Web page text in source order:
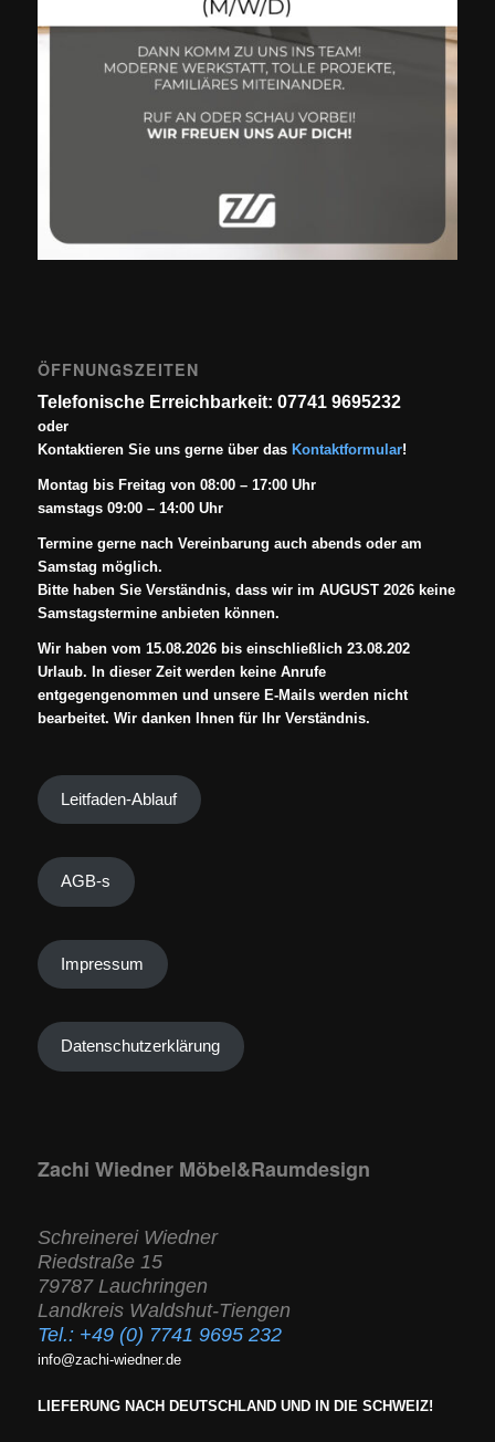
ÖFFNUNGSZEITEN
Telefonische Erreichbarkeit: 07741 9695232
oder
Kontaktieren Sie uns gerne über das Kontaktformular!
Montag bis Freitag von 08:00 – 17:00 Uhr
samstags 09:00 – 14:00 Uhr
Termine gerne nach Vereinbarung auch abends oder am
Samstag möglich.
Bitte haben Sie Verständnis, dass wir im AUGUST 2026 keine
Samstagstermine anbieten können.
Wir haben vom 15.08.2026 bis einschließlich 23.08.202
Urlaub. In dieser Zeit werden keine Anrufe
entgegengenommen und unsere E-Mails werden nicht
bearbeitet. Wir danken Ihnen für Ihr Verständnis.
Leitfaden-Ablauf
AGB-s
Impressum
Datenschutzerklärung
Zachi Wiedner Möbel&Raumdesign
Schreinerei Wiedner
Riedstraße 15
79787 Lauchringen
Landkreis Waldshut-Tiengen
Tel.: +49 (0) 7741 9695 232
info@zachi-wiedner.de
LIEFERUNG NACH DEUTSCHLAND UND IN DIE SCHWEIZ!